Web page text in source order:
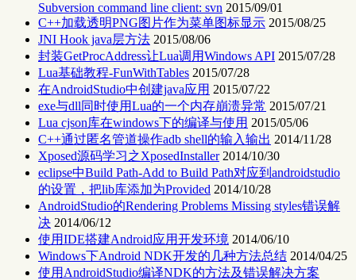
Subversion command line client: svn 2015/09/01
C++加载透明PNG图片作为菜单图标显示 2015/08/25
JNI Hook java层方法 2015/08/06
封装GetProcAddress让Lua调用Windows API 2015/07/28
Lua基础教程-FunWithTables 2015/07/28
在AndroidStudio中创建java应用 2015/07/22
exe与dll同时使用Lua的一个内存崩溃异常 2015/07/21
Lua cjson库在windows下的编译与使用 2015/05/06
C++通过匿名管道操作adb shell的输入输出 2014/11/28
Xposed源码学习之XposedInstaller 2014/10/30
eclipse中Build Path-Add to Build Path对应到androidstudio
的设置，把lib库添加为Provided 2014/10/28
AndroidStudio的Rendering Problems Missing styles错误解
决 2014/06/12
使用IDE搭建Android应用开发环境 2014/06/10
Windows下Android NDK开发的几种方法总结 2014/04/25
使用AndroidStudio编译NDK的方法及错误解决方案